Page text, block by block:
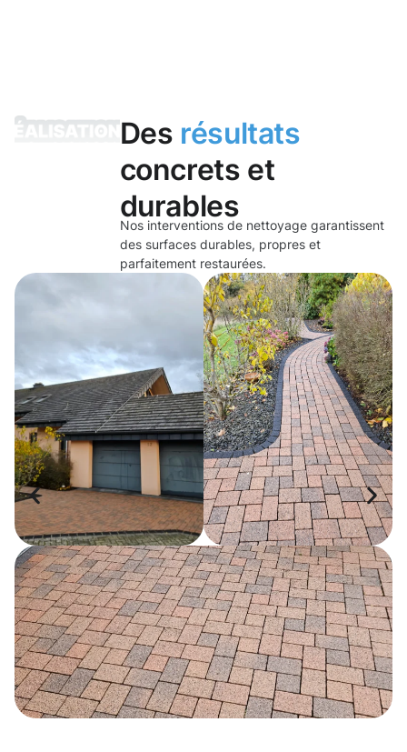
Des résultats
concrets et
durables
Nos interventions de nettoyage garantissent
des surfaces durables, propres et
parfaitement restaurées.